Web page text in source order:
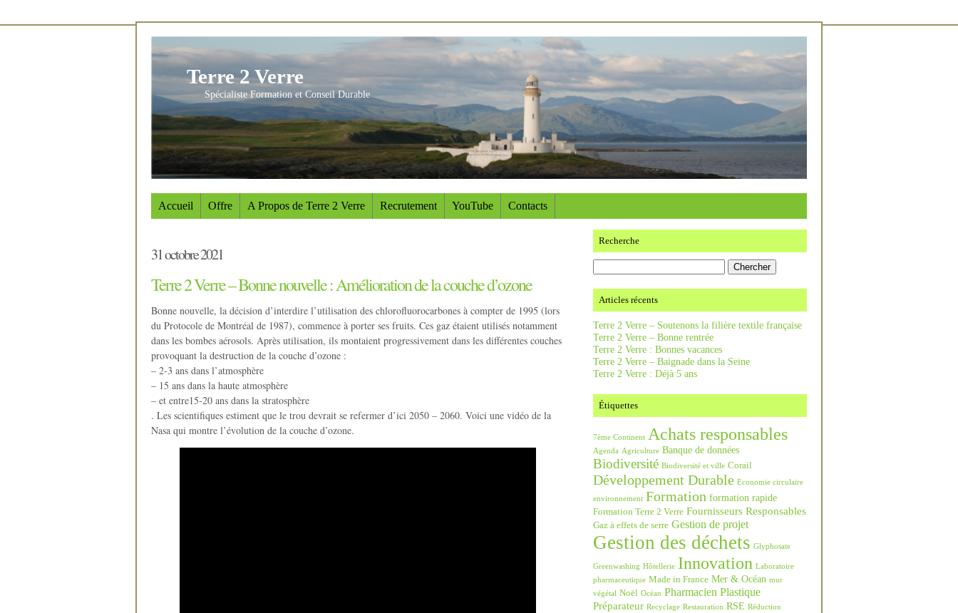
Terre 2 Verre
Spécialiste Formation et Conseil Durable
Accueil Offre A Propos de Terre 2 Verre Recrutement YouTube Contacts
31 octobre 2021
Terre 2 Verre – Bonne nouvelle : Amélioration de la couche d’ozone
Bonne nouvelle, la décision d’interdire l’utilisation des chlorofluorocarbones à compter de 1995 (lors
du Protocole de Montréal de 1987), commence à porter ses fruits. Ces gaz étaient utilisés notamment
dans les bombes aérosols. Après utilisation, ils montaient progressivement dans les différentes couches
provoquant la destruction de la couche d’ozone :
– 2-3 ans dans l’atmosphère
– 15 ans dans la haute atmosphère
– et entre15-20 ans dans la stratosphère
. Les scientifiques estiment que le trou devrait se refermer d’ici 2050 – 2060. Voici une vidéo de la
Nasa qui montre l’évolution de la couche d’ozone.
Recherche
Articles récents
Terre 2 Verre – Soutenons la filière textile française
Terre 2 Verre – Bonne rentrée
Terre 2 Verre : Bonnes vacances
Terre 2 Verre – Baignade dans la Seine
Terre 2 Verre : Déjà 5 ans
Étiquettes
7ème Continent Achats responsables
Agenda Agriculture Banque de données
Biodiversité Biodiversité et ville Corail
Développement Durable Economie circulaire
environnement Formation formation rapide
Formation Terre 2 Verre Fournisseurs Responsables
Gaz à effets de serre Gestion de projet
Gestion des déchets Glyphosate
Greenwashing Hôtellerie Innovation Laboratoire
pharmaceutique Made in France Mer & Océan mur
végétal Noël Océan Pharmacien Plastique
Préparateur Recyclage Restauration RSE Réduction